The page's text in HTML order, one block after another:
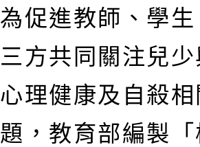
為促進教師、學
三方共同關注兒
心理健康及自殺
題，教育部編製